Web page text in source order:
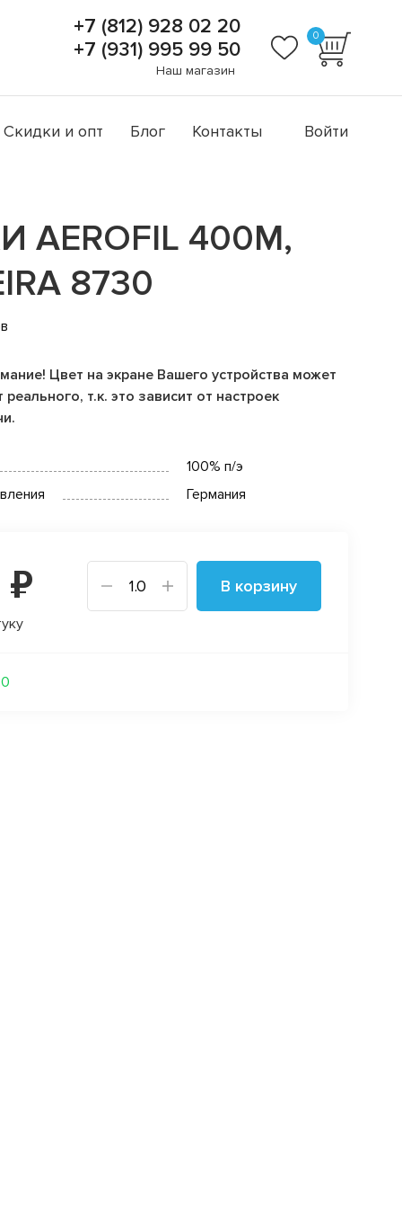
+7 (812) 928 02 20
+7 (931) 995 99 50
Наш магазин
0
Скидки и опт Блог Контакты Войти
AEROFIL 400М,
8730
Цвет на экране Вашего устройства может
реального, т.к. это зависит от настроек
100% п/э
Германия
₽ В корзину